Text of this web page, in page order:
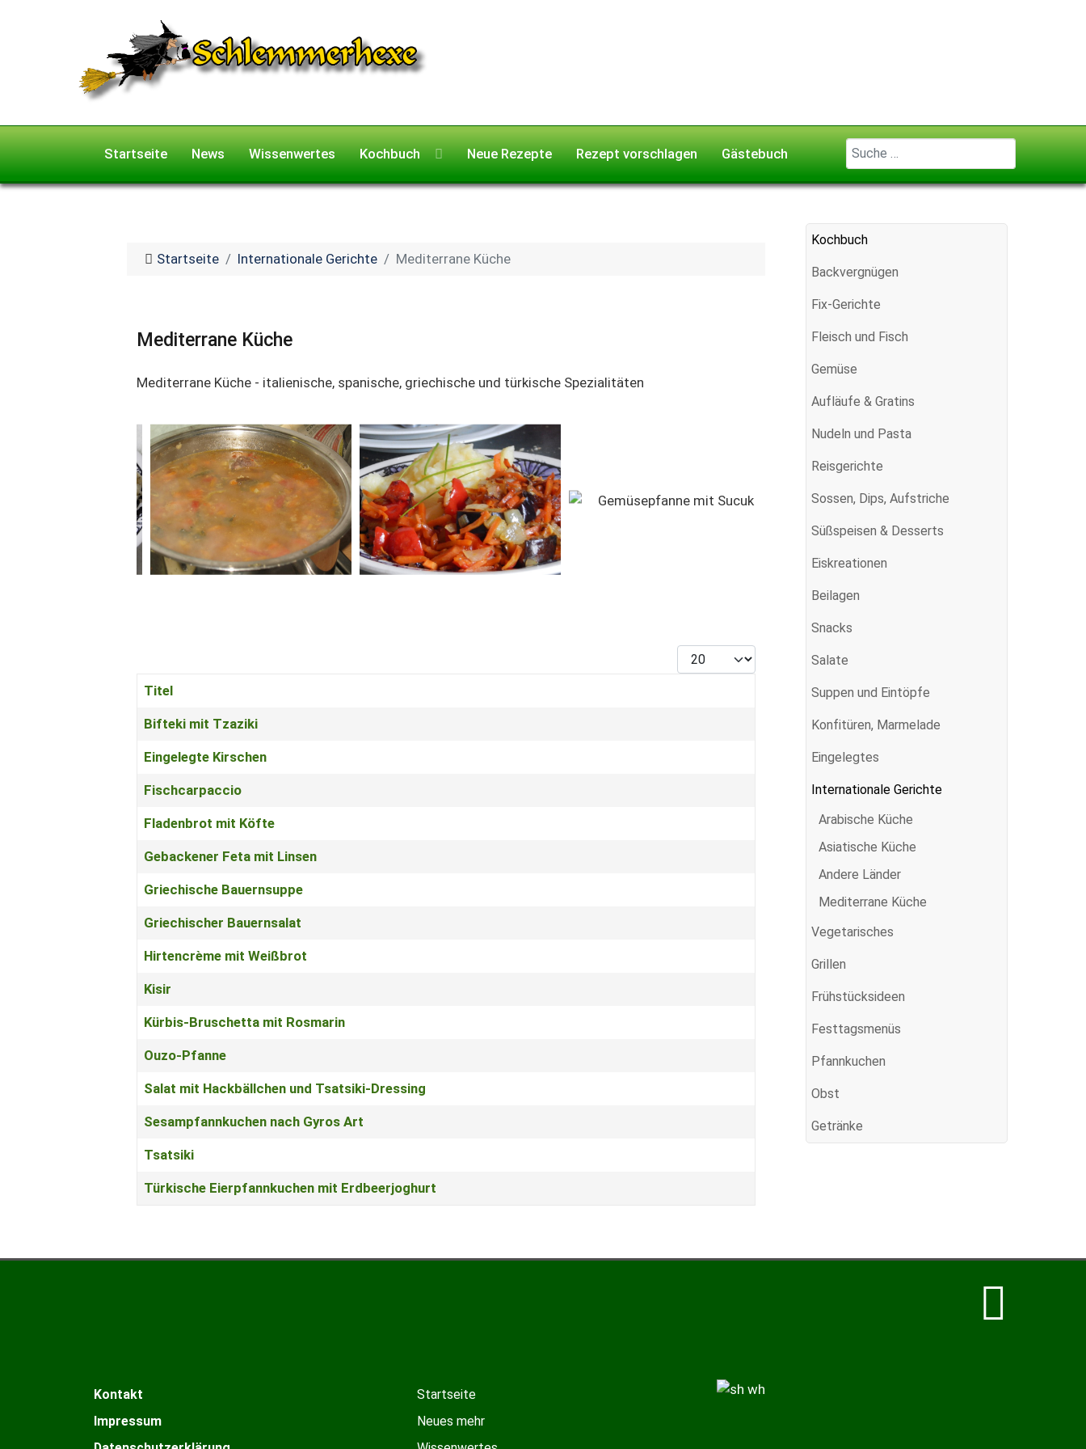
Startseite News Wissenwertes Kochbuch Neue Rezepte Rezept vorschlagen Gästebuch Geben Sie ...
Startseite Internationale Gerichte Mediterrane Küche
Mediterrane Küche
Mediterrane Küche - italienische, spanische, griechische und türkische Spezialitäten
Anzeige #
Beiträge
Titel
Bifteki mit Tzaziki
Eingelegte Kirschen
Fischcarpaccio
Fladenbrot mit Köfte
Gebackener Feta mit Linsen
Griechische Bauernsuppe
Griechischer Bauernsalat
Hirtencrème mit Weißbrot
Kisir
Kürbis-Bruschetta mit Rosmarin
Ouzo-Pfanne
Salat mit Hackbällchen und Tsatsiki-Dressing
Sesampfannkuchen nach Gyros Art
Tsatsiki
Türkische Eierpfannkuchen mit Erdbeerjoghurt
Kochbuch
Backvergnügen
Fix-Gerichte
Fleisch und Fisch
Gemüse
Aufläufe & Gratins
Nudeln und Pasta
Reisgerichte
Sossen, Dips, Aufstriche
Süßspeisen & Desserts
Eiskreationen
Beilagen
Snacks
Salate
Suppen und Eintöpfe
Konfitüren, Marmelade
Eingelegtes
Internationale Gerichte
Arabische Küche
Asiatische Küche
Andere Länder
Mediterrane Küche
Vegetarisches
Grillen
Frühstücksideen
Festtagsmenüs
Pfannkuchen
Obst
Getränke
Kontakt
Impressum
Startseite
Neues mehr